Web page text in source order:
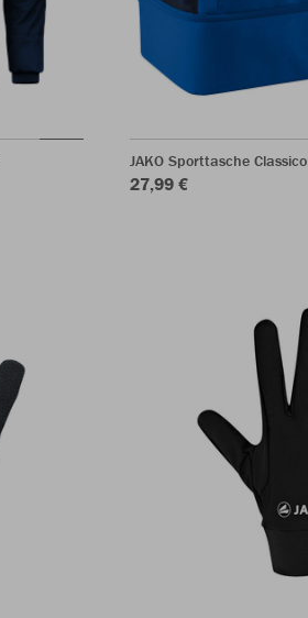
JAKO Sporttasche Classico
27,99 €